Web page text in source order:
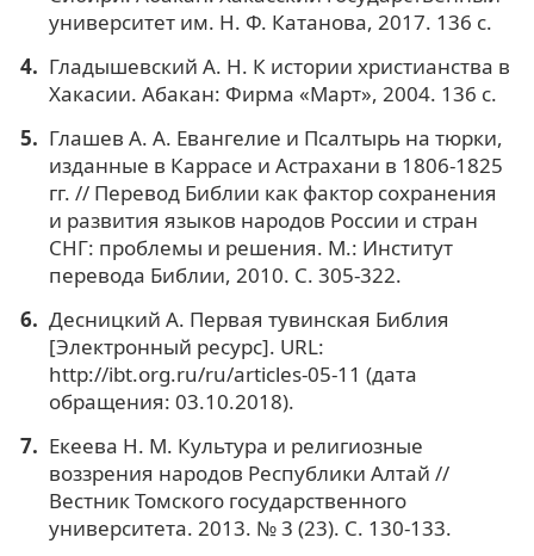
университет им. Н. Ф. Катанова, 2017. 136 с.
Гладышевский А. Н. К истории христианства в
Хакасии. Абакан: Фирма «Март», 2004. 136 с.
Глашев А. А. Евангелие и Псалтырь на тюрки,
изданные в Каррасе и Астрахани в 1806-1825
гг. // Перевод Библии как фактор сохранения
и развития языков народов России и стран
СНГ: проблемы и решения. М.: Институт
перевода Библии, 2010. С. 305-322.
Десницкий А. Первая тувинская Библия
[Электронный ресурс]. URL:
http://ibt.org.ru/ru/articles-05-11 (дата
обращения: 03.10.2018).
Екеева Н. М. Культура и религиозные
воззрения народов Республики Алтай //
Вестник Томского государственного
университета. 2013. № 3 (23). С. 130-133.